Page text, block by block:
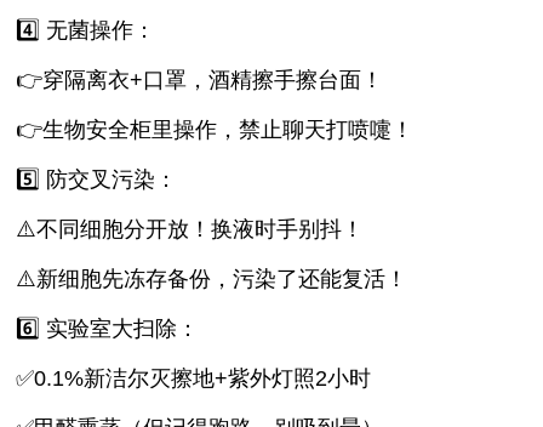
4️⃣ 无菌操作：
👉穿隔离衣+口罩，酒精擦手擦台面！
👉生物安全柜里操作，禁止聊天打喷嚏！
5️⃣ 防交叉污染：
⚠️不同细胞分开放！换液时手别抖！
⚠️新细胞先冻存备份，污染了还能复活！
6️⃣ 实验室大扫除：
✅0.1%新洁尔灭擦地+紫外灯照2小时